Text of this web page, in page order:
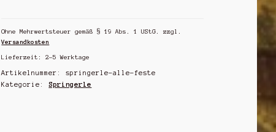
Set
(Für
alle
Festtage)
Menge
Ohne Mehrwertsteuer gemäß § 19 Abs. 1 UStG.
zzgl.
Versandkosten
Lieferzeit:2-5 Werktage
Artikelnummer:springerle-alle-feste
Kategorie:Springerle